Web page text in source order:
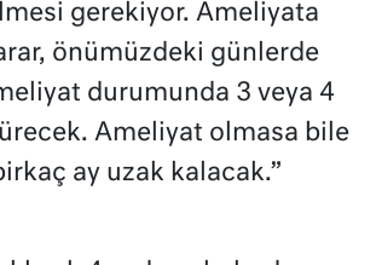
gerekiyor. Ameliyata
önümüzdeki günlerde
durumunda 3 veya 4
Ameliyat olmasa bile
ay uzak kalacak.”